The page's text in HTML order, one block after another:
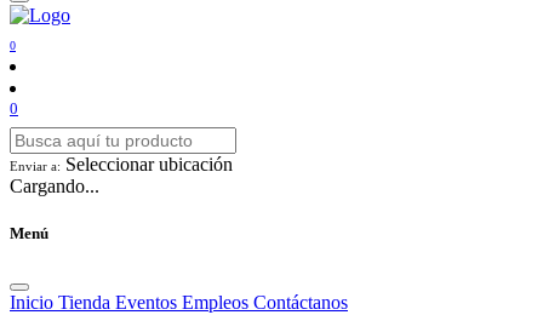
0
0
Enviar a: Seleccionar ubicación
Cargando...
Menú
Inicio Tienda Eventos Empleos Contáctanos